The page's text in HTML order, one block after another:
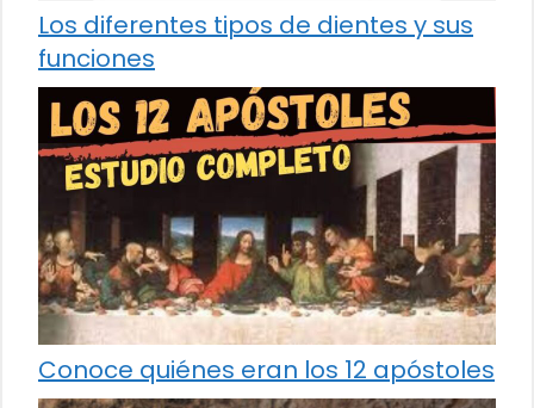
Los diferentes tipos de dientes y sus
funciones
Conoce quiénes eran los 12 apóstoles